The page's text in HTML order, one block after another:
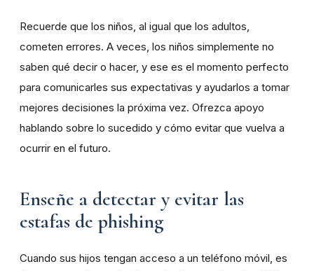
Recuerde que los niños, al igual que los adultos,
cometen errores. A veces, los niños simplemente no
saben qué decir o hacer, y ese es el momento perfecto
para comunicarles sus expectativas y ayudarlos a tomar
mejores decisiones la próxima vez. Ofrezca apoyo
hablando sobre lo sucedido y cómo evitar que vuelva a
ocurrir en el futuro.
Enseñe a detectar y evitar las
estafas de phishing
Cuando sus hijos tengan acceso a un teléfono móvil, es